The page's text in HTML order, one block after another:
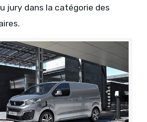
jury dans la catégorie des